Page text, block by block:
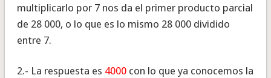
multiplicarlo por 7 nos da el primer producto parcial
de 28 000, o lo que es lo mismo 28 000 dividido
entre 7.
2.- La respuesta es 4000con lo que ya conocemos la